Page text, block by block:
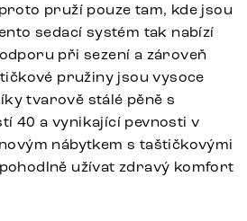
pruží pouze tam, kde jsou
sedací systém tak nabízí
při sezení a zároveň
pružiny jsou vysoce
tvarově stálé pěně s
40 a vynikající pevnosti v
nábytkem s taštičkovými
užívat zdravý komfort